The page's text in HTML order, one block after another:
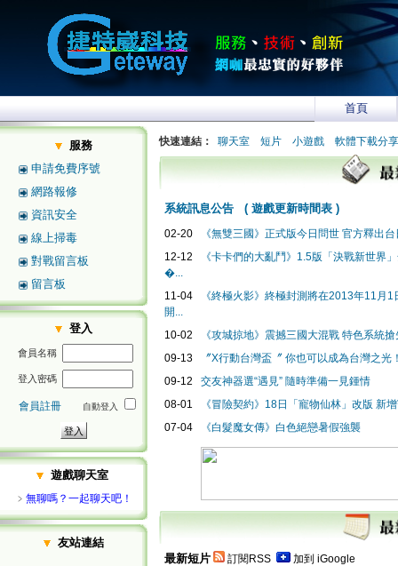
首頁
服務
申請免費序號
網路報修
資訊安全
線上掃毒
對戰留言板
留言板
登入
會員名稱
登入密碼
會員註冊 自動登入
遊戲聊天室
﹥ 無聊嗎？一起聊天吧！
友站連結
快速連結： 聊天室 短片 小遊戲 軟體下載分享
系統訊息公告 ( 遊戲更新時間表 )
02-20
《無雙三國》正式版今日問世 官方釋出
12-12
《卡卡們的大亂鬥》1.5版「決戰新世界
�...
11-04
《終極火影》終極封測將在2013年11月
開...
10-02
《攻城掠地》震撼三國大混戰 特色系統
09-13
〞X行動台灣盃〞 你也可以成為台灣之光
09-12 交友神器選“遇見” 隨時準備一見鍾情
08-01
《冒險契約》18日「寵物仙林」改版 新
07-04
《白髮魔女傳》白色絕戀暑假強襲
最新短片 訂閱RSS
加到 iGoogle